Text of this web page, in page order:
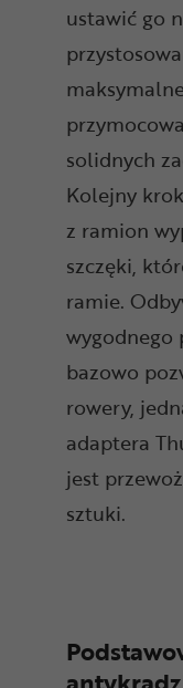
ustawić go
solidnych
Kolejny
z ramion
szczęki,
ramie.
wygodnego
bazowo
rowery,
adaptera
jest
sztuki.